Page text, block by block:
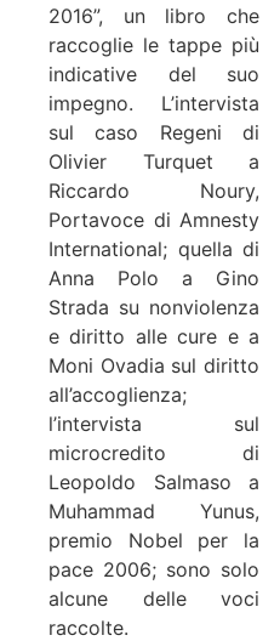
2016”, un libro che
raccoglie le tappe più
indicative del suo
impegno. L’intervista
sul caso Regeni di
Olivier Turquet a
Riccardo Noury,
Portavoce di Amnesty
International; quella di
Anna Polo a Gino
Strada su nonviolenza
e diritto alle cure e a
Moni Ovadia sul diritto
all’accoglienza;
l’intervista sul
microcredito di
Leopoldo Salmaso a
Muhammad Yunus,
premio Nobel per la
pace 2006; sono solo
alcune delle voci
raccolte.